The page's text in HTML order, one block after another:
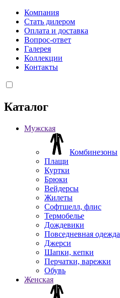
Компания
Стать дилером
Оплата и доставка
Вопрос-ответ
Галерея
Коллекции
Контакты
Каталог
Мужская
Комбинезоны
Плащи
Куртки
Брюки
Вейдерсы
Жилеты
Софтшелл, флис
Термобелье
Дождевики
Повседневная одежда
Джерси
Шапки, кепки
Перчатки, варежки
Обувь
Женская